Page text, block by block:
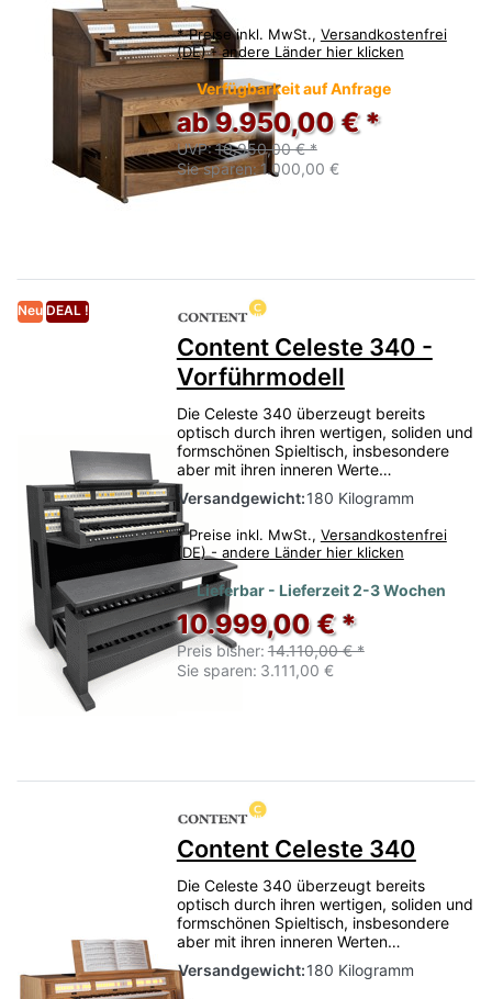
* Preise inkl. MwSt., Versandkostenfrei
(DE) - andere Länder hier klicken
Verfügbarkeit auf Anfrage
ab 9.950,00 € *
UVP:10.950,00 € *
Sie sparen: 1.000,00 €
Neu DEAL !
Content Celeste 340 -
Vorführmodell
Die Celeste 340 überzeugt bereits
optisch durch ihren wertigen, soliden und
formschönen Spieltisch, insbesondere
aber mit ihren inneren Werte…
Versandgewicht:180 Kilogramm
* Preise inkl. MwSt., Versandkostenfrei
(DE) - andere Länder hier klicken
Lieferbar - Lieferzeit 2-3 Wochen
10.999,00 € *
Preis bisher: 14.110,00 € *
Sie sparen: 3.111,00 €
Content Celeste 340
Die Celeste 340 überzeugt bereits
optisch durch ihren wertigen, soliden und
formschönen Spieltisch, insbesondere
aber mit ihren inneren Werten…
Versandgewicht:180 Kilogramm